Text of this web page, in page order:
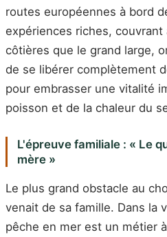
routes européennes à bord
expériences riches, couvrant
côtières que le grand large,
de se libérer complètement
pour embrasser une vitalité
poisson et de la chaleur du
L'épreuve familiale : « Le
mère »
Le plus grand obstacle au
venait de sa famille. Dans la
pêche en mer est un métier